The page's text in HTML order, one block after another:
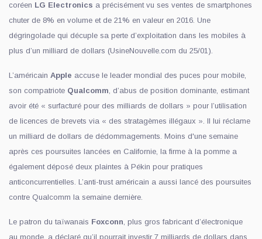
coréen LG Electronics a précisément vu ses ventes de smartphones
chuter de 8% en volume et de 21% en valeur en 2016. Une
dégringolade qui décuple sa perte d’exploitation dans les mobiles à
plus d’un milliard de dollars (UsineNouvelle.com du 25/01).
L’américain Apple accuse le leader mondial des puces pour mobile,
son compatriote Qualcomm, d’abus de position dominante, estimant
avoir été « surfacturé pour des milliards de dollars » pour l’utilisation
de licences de brevets via « des stratagèmes illégaux ». Il lui réclame
un milliard de dollars de dédommagements. Moins d'une semaine
après ces poursuites lancées en Californie, la firme à la pomme a
également déposé deux plaintes à Pékin pour pratiques
anticoncurrentielles. L’anti-trust américain a aussi lancé des poursuites
contre Qualcomm la semaine dernière.
Le patron du taïwanais Foxconn, plus gros fabricant d’électronique
au monde, a déclaré qu’il pourrait investir 7 milliards de dollars dans